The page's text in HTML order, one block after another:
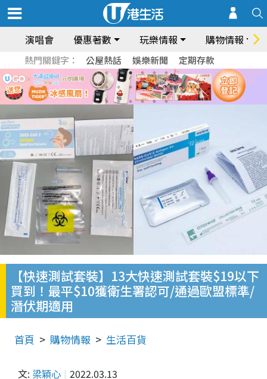
演唱會 優惠著數 玩樂情報 購物情報
熱門關鍵字： 公屋熱話 娛樂新聞 定期存款
【快速測試套裝】13大快速測試套裝$19以下
買到！最平$10獲衛生署認可/通過歐盟標準/
潛伏期適用
首頁 購物情報 生活百貨
文: 梁穎心 2022.03.13